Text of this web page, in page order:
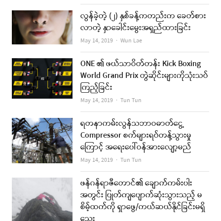
လွန်ခဲ့တဲ့ (၂) နှစ်ခန့်ကတည်းက ခေတ်စား
လာတဲ့ နှာခေါင်းမွေးအရှည်ထားခြင်း
May 14, 2019 Author
Wun Lae
ONE ၏ ဖယ်သာဝိတ်တန်း Kick Boxing
World Grand Prix တွဲဆိုင်းများကိုသုံးသပ်
ကြည့်ခြင်း
May 14, 2019 Author
Tun Tun
ရတနာကမ်းလွန်သဘာဝဓာတ်ငွေ့
Compressor စက်များရပ်တန့်သွားမှု
ကြောင့် အရေးပေါ်ဝန်အားလျော့မည်
May 14, 2019 Author
Tun Tun
ဖန်ဂန်ရာဇီတောင်၏ ချောက်ကမ်းပါး
အတွင်း ပြုတ်ကျပျောက်ဆုံးသွားသည့် မ
စိမ့်ထက်ကို ရှာဖွေ/ကယ်ဆယ်နိုင်ခြင်းမရှိ